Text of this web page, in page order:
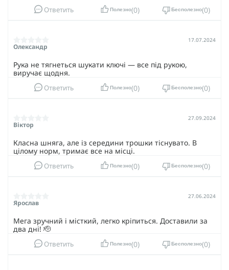
Ответить Полезно 0 Бесполезно 0
Олександр
17.07.2024
Рука не тягнеться шукати ключі — все під рукою,
виручає щодня.
Ответить Полезно 0 Бесполезно 0
Віктор
27.09.2024
Класна шняга, але із середини трошки тіснувато. В
цілому норм, тримає все на місці.
Ответить Полезно 0 Бесполезно 0
Ярослав
27.06.2024
Мега зручний і місткий, легко кріпиться. Доставили за
два дні! 🫡
Ответить Полезно 0 Бесполезно 0